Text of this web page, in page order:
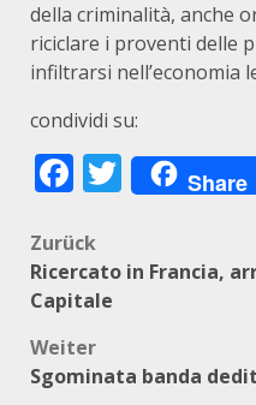
della criminalità, anche
riciclare i proventi delle
infiltrarsi nell’economia
condividi su:
Facebook
Twitter
Share
Zurück
Ricercato in Francia,
Capitale
Weiter
Sgominata banda